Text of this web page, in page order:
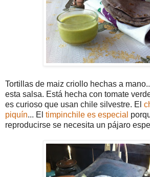
Tortillas de maiz criollo hechas a
esta salsa. Está hecha con tomate
es curioso que usan chile silvestre. El
piquín... El timpinchile es especial
reproducirse se necesita un pájaro